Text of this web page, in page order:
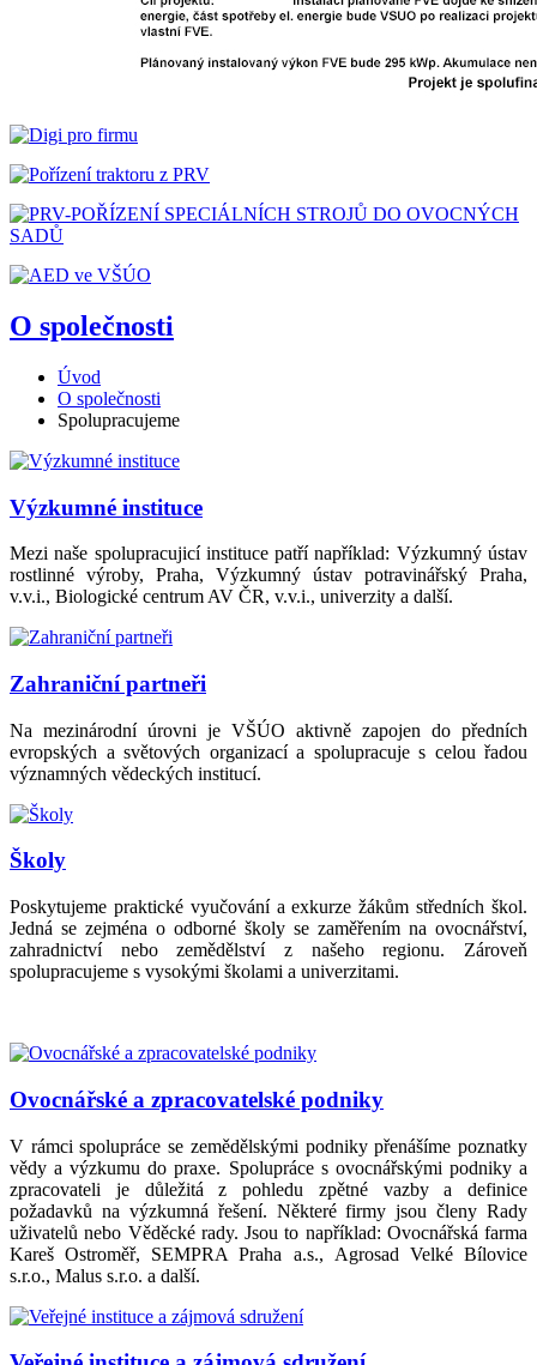
O společnosti
Úvod
O společnosti
Spolupracujeme
Výzkumné instituce
Mezi naše spolupracujicí instituce patří například: Výzkumný ústav
rostlinné výroby, Praha, Výzkumný ústav potravinářský Praha,
v.v.i., Biologické centrum AV ČR, v.v.i., univerzity a další.
Zahraniční partneři
Na mezinárodní úrovni je VŠÚO aktivně zapojen do předních
evropských a světových organizací a spolupracuje s celou řadou
významných vědeckých institucí.
Školy
Poskytujeme praktické vyučování a exkurze žákům středních škol.
Jedná se zejména o odborné školy se zaměřením na ovocnářství,
zahradnictví nebo zemědělství z našeho regionu. Zároveň
spolupracujeme s vysokými školami a univerzitami.
Ovocnářské a zpracovatelské podniky
V rámci spolupráce se zemědělskými podniky přenášíme poznatky
vědy a výzkumu do praxe. Spolupráce s ovocnářskými podniky a
zpracovateli je důležitá z pohledu zpětné vazby a definice
požadavků na výzkumná řešení. Některé firmy jsou členy Rady
uživatelů nebo Věděcké rady. Jsou to například: Ovocnářská farma
Kareš Ostroměř, SEMPRA Praha a.s., Agrosad Velké Bílovice
s.r.o., Malus s.r.o. a další.